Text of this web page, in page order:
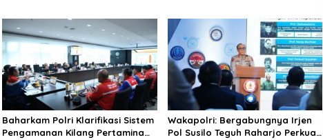
Baharkam Polri Klarifikasi Sistem
Pengamanan Kilang Pertamina
Wakapolri: Bergabungnya Irjen
Pol Susilo Teguh Raharjo Perkuat